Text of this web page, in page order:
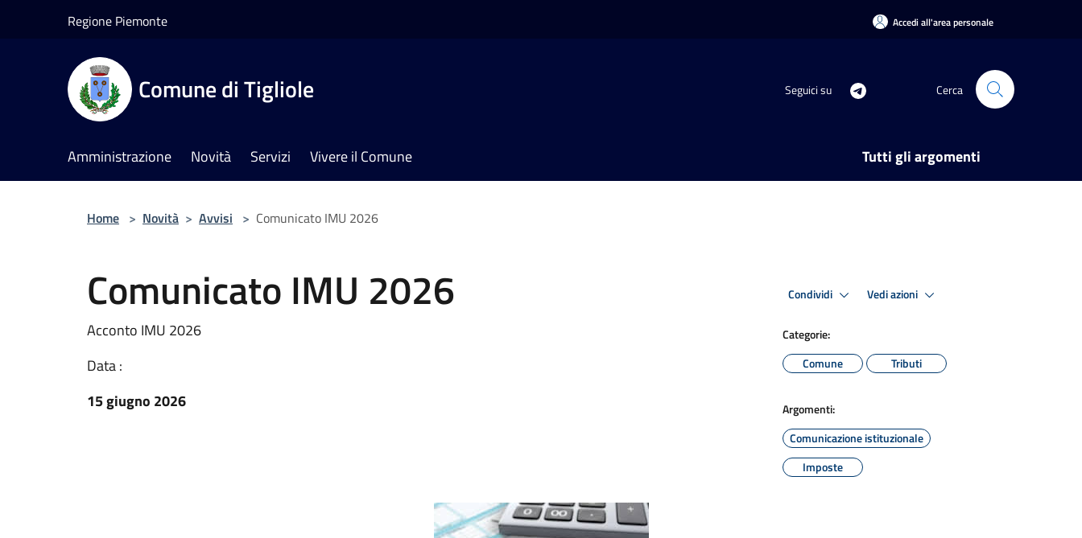
Regione Piemonte Accedi all'area personale
Comune di Tigliole Seguici su Cerca
Amministrazione Novità Servizi Vivere il Comune Tutti gli argomenti
Home > Novità > Avvisi > Comunicato IMU 2026
Comunicato IMU 2026
Acconto IMU 2026
Data :
15 giugno 2026
Condividi Vedi azioni
Categorie:
Comune
Tributi
Argomenti:
Comunicazione istituzionale
Imposte